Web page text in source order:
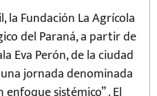
la Fundación La Agrícola
del Paraná, a partir de
Eva Perón, de la ciudad
jornada denominada